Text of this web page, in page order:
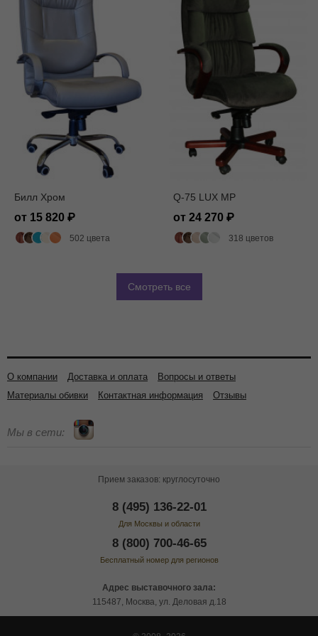
Билл Хром
от 15 820
502 цвета
Q-75 LUX MP
от 24 270
318 цветов
Смотреть все
О компании Доставка и оплата
Вопросы и ответы
Материалы обивки
Контактная информация Отзывы
Мы в сети:
Прием заказов: круглосуточно
8 (495) 136-22-01
Для Москвы и области
8 (800) 700-46-65
Бесплатный номер для регионов
Адрес выставочного зала:
115487, Москва, ул. Деловая д.18